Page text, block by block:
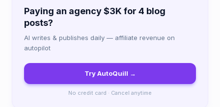
Paying an agency $3K for 4 blog
posts?
AI writes & publishes daily — affiliate revenue on
autopilot
Try AutoQuill →
No credit card · Cancel anytime